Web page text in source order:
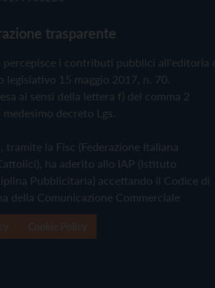
trasparente
percepisce i contributi pubblici all'editoria
legislativo 15 maggio 2017, n. 70.
ai sensi della lettera f) del comma 2
decreto Lgs.
tramite la Fisc (Federazione Italiana
ha aderito allo IAP (Istituto
Pubblicitaria) accettando il Codice di
della Comunicazione Commerciale